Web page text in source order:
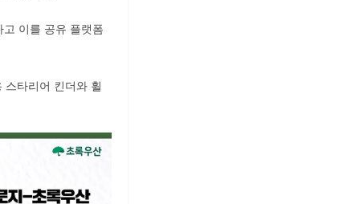
이를 공유 플랫폼
타리어 킨더와 휠